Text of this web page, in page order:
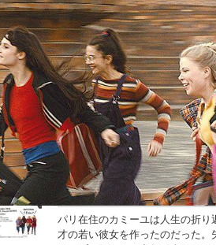
キャスト・スタッフ
出演：ノエミ・ルヴォウスキー
ミシェル・ヴュイエル
監督：ノエミ・ルヴォウスキー
あらすじ
パリ在住のカミーユは人生の折
才の若い彼女を作ったのだった